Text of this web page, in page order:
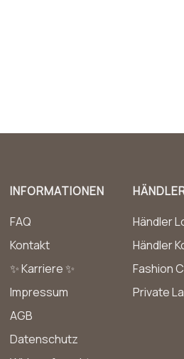
INFORMATIONEN
FAQ
Kontakt
✨ Karriere ✨
Impressum
AGB
Datenschutz
Händler
Händler
Fashion
Private